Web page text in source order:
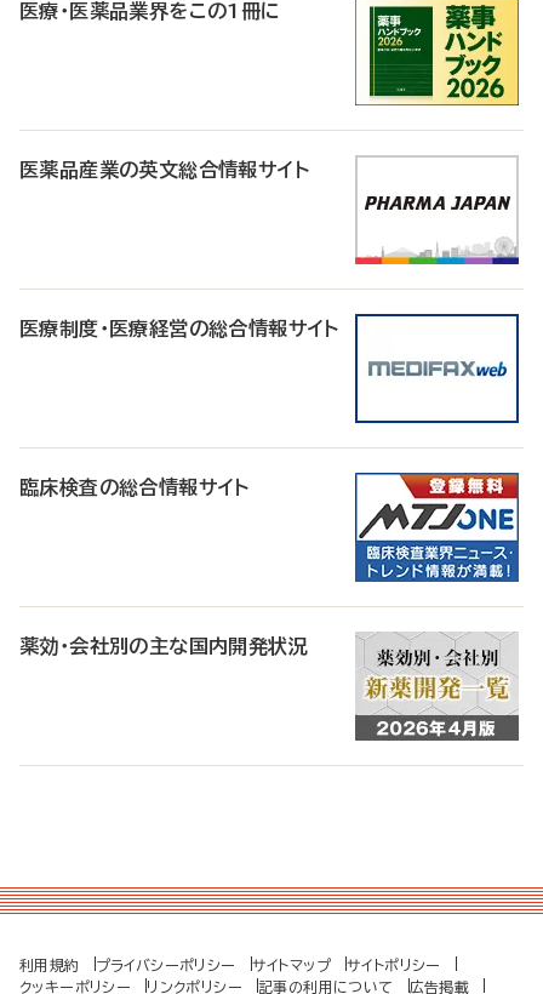
医療・医薬品業界をこの1冊に
医薬品産業の英文総合情報サイト
医療制度・医療経営の総合情報サイト
臨床検査の総合情報サイト
薬効・会社別の主な国内開発状況
利用規約 プライバシーポリシー サイトマップ
サイトポリシー
クッキーポリシー
リンクポリシー 記事の利用について 広告掲載